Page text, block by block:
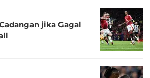
jika Gagal